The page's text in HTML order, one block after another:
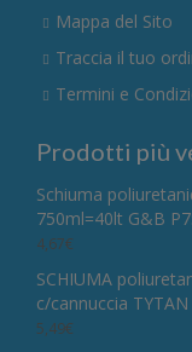
Mappa del Sito
Traccia il tuo
Termini e
Prodotti più
Schiuma
750ml=40lt G&B
4,67€
SCHIUMA
c/cannuccia
5,49€